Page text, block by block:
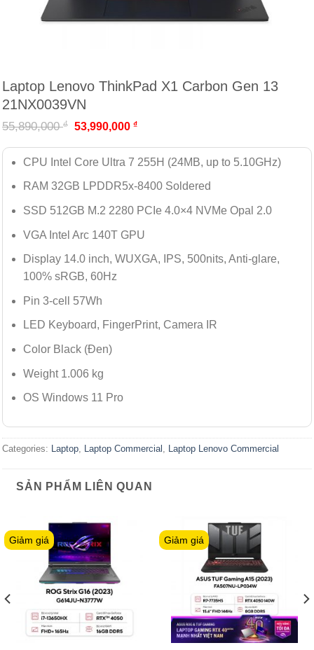
Laptop Lenovo ThinkPad X1 Carbon Gen 13
21NX0039VN
55,890,000₫ 53,990,000₫
CPU Intel Core Ultra 7 255H (24MB, up to 5.10GHz)
RAM 32GB LPDDR5x-8400 Soldered
SSD 512GB M.2 2280 PCIe 4.0×4 NVMe Opal 2.0
VGA Intel Arc 140T GPU
Display 14.0 inch, WUXGA, IPS, 500nits, Anti-glare,
100% sRGB, 60Hz
Pin 3-cell 57Wh
LED Keyboard, FingerPrint, Camera IR
Color Black (Đen)
Weight 1.006 kg
OS Windows 11 Pro
Categories: Laptop Laptop Commercial Laptop Lenovo Commercial
SẢN PHẨM LIÊN QUAN
Giảm giá Giảm giá